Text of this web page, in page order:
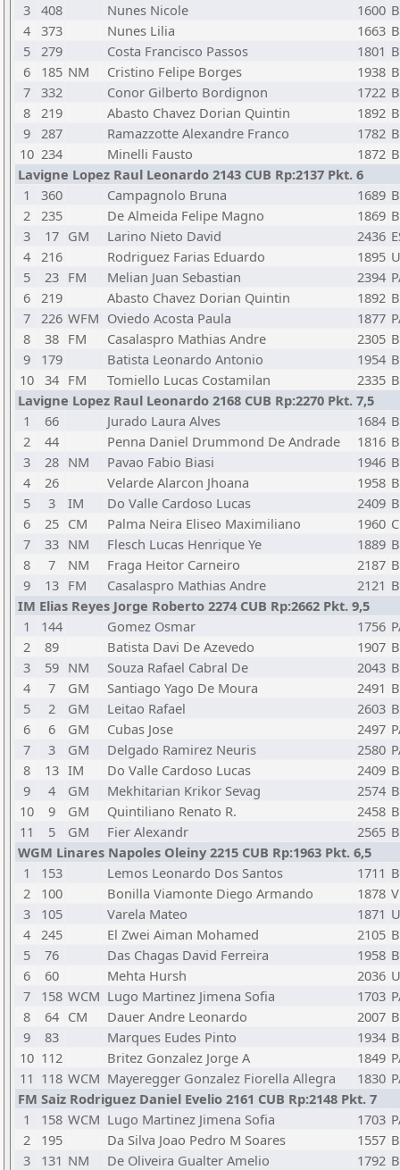
3 408 Nunes Nicole 1600
4 373 Nunes Lilia 1663
5 279 Costa Francisco Passos 1801
6
185 NM Cristino Felipe Borges 1938
7 332 Conor Gilberto Bordignon 1722
8 219 Abasto Chavez Dorian Quintin 1892
9 287 Ramazzotte Alexandre Franco 1782
10 234 Minelli Fausto 1872
Lavigne Lopez Raul Leonardo 2143 CUB Rp:2137 Pkt. 6
1
360 Campagnolo Bruna 1689
2 235 De Almeida Felipe Magno 1869
3
17 GM Larino Nieto David 2436
4 216 Rodriguez Farias Eduardo 1895
5
23 FM Melian Juan Sebastian 2394
6 219 Abasto Chavez Dorian Quintin 1892
7 226 WFM Oviedo Acosta Paula 1877
8
38 FM Casalaspro Mathias Andre 2305
9
179 Batista Leonardo Antonio 1954
10 34 FM Tomiello Lucas Costamilan 2335
Lavigne Lopez Raul Leonardo 2168 CUB Rp:2270 Pkt. 7,5
1
66 Jurado Laura Alves 1684
2
44 Penna Daniel Drummond De Andrade 1816
3
28 NM Pavao Fabio Biasi 1946
4
26 Velarde Alarcon Jhoana 1958
5
3 IM Do Valle Cardoso Lucas 2409
6
25 CM Palma Neira Eliseo Maximiliano 1960
7
33 NM Flesch Lucas Henrique Ye 1889
8
7 NM Fraga Heitor Carneiro 2187
9
13 FM Casalaspro Mathias Andre 2121
IM Elias Reyes Jorge Roberto 2274 CUB Rp:2662 Pkt. 9,5
1
144 Gomez Osmar 1756
2
89 Batista Davi De Azevedo 1907
3
59 NM Souza Rafael Cabral De 2043
4
7 GM Santiago Yago De Moura 2491
5
2 GM Leitao Rafael 2603
6
6 GM Cubas Jose 2497
7
3 GM Delgado Ramirez Neuris 2580
8
13 IM Do Valle Cardoso Lucas 2409
9
4 GM Mekhitarian Krikor Sevag 2574
10
9 GM Quintiliano Renato R. 2458
11
5 GM Fier Alexandr 2565
WGM Linares Napoles Oleiny 2215 CUB Rp:1963 Pkt. 6,5
1
153 Lemos Leonardo Dos Santos 1711
2
100 Bonilla Viamonte Diego Armando 1878
3
105 Varela Mateo 1871
4 245 El Zwei Aiman Mohamed 2105
5
76 Das Chagas David Ferreira 1958
6
60 Mehta Hursh 2036
7
158 WCM Lugo Martinez Jimena Sofia 1703
8
64 CM Dauer Andre Leonardo 2007
9
83 Marques Eudes Pinto 1934
10 112 Britez Gonzalez Jorge A 1849
11 118 WCM Mayeregger Gonzalez Fiorella Allegra 1830
FM Saiz Rodriguez Daniel Evelio 2161 CUB Rp:2148 Pkt. 7
1
158 WCM Lugo Martinez Jimena Sofia 1703
2
195 Da Silva Joao Pedro M Soares 1557
3
131 NM De Oliveira Gualter Amelio 1792